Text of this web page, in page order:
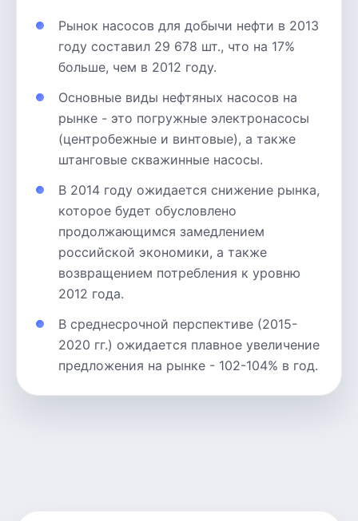
Рынок насосов для добычи нефти в 2013
году составил 29 678 шт., что на 17%
больше, чем в 2012 году.
Основные виды нефтяных насосов на
рынке - это погружные электронасосы
(центробежные и винтовые), а также
штанговые скважинные насосы.
В 2014 году ожидается снижение рынка,
которое будет обусловлено
продолжающимся замедлением
российской экономики, а также
возвращением потребления к уровню
2012 года.
В среднесрочной перспективе (2015-
2020 гг.) ожидается плавное увеличение
предложения на рынке - 102-104% в год.